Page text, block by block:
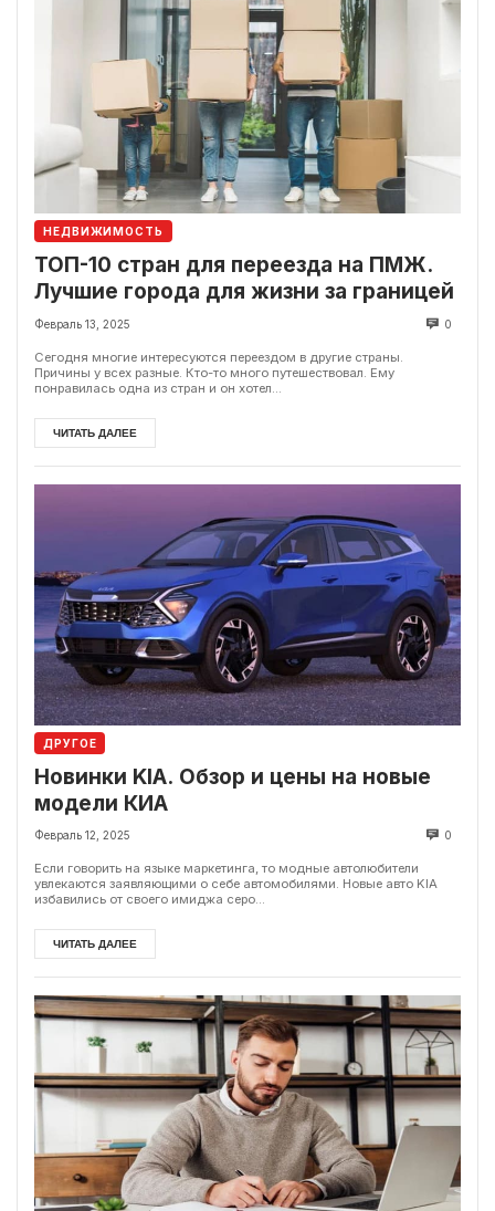
НЕДВИЖИМОСТЬ
ТОП-10 стран для переезда на ПМЖ.
Лучшие города для жизни за границей
Февраль 13, 2025 0
Сегодня многие интересуются переездом в другие страны.
Причины у всех разные. Кто-то много путешествовал. Ему
понравилась одна из стран и он хотел...
ЧИТАТЬ ДАЛЕЕ
ДРУГОЕ
Новинки KIA. Обзор и цены на новые
модели КИА
Февраль 12, 2025 0
Если говорить на языке маркетинга, то модные автолюбители
увлекаются заявляющими о себе автомобилями. Новые авто KIA
избавились от своего имиджа серо...
ЧИТАТЬ ДАЛЕЕ